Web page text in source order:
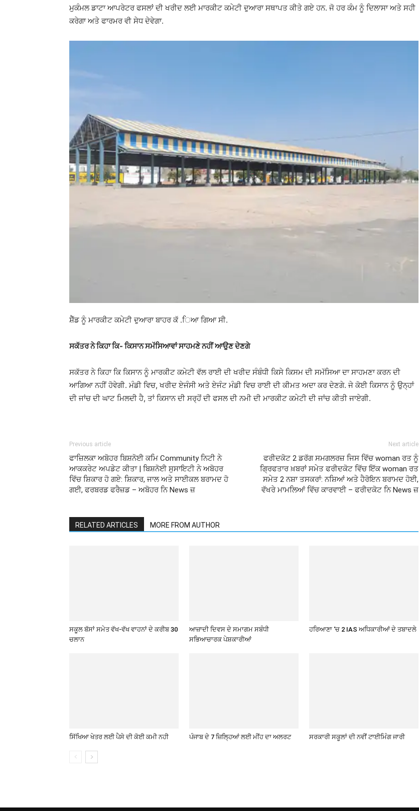
ਮੁਕੰਮਲ ਡਾਟਾ ਆਪਰੇਟਰ ਫਸਲਾਂ ਦੀ ਖਰੀਦ ਲਈ ਮਾਰਕੀਟ ਕਮੇਟੀ ਦੁਆਰਾ ਸਥਾਪਤ ਕੀਤੇ ਗਏ ਹਨ. ਜੋ ਹਰ ਕੰਮ ਨੂੰ ਦਿਲਾਸਾ ਅਤੇ ਸਹੀ
ਕਰੇਗਾ ਅਤੇ ਫਾਰਮਰ ਵੀ ਸੇਧ ਦੇਵੇਗਾ.
ਸ਼ੈੱਡ ਨੂੰ ਮਾਰਕੀਟ ਕਮੇਟੀ ਦੁਆਰਾ ਬਾਹਰ ਕੱ .ਿਆ ਗਿਆ ਸੀ.
ਸਕੱਤਰ ਨੇ ਕਿਹਾ ਕਿ- ਕਿਸਾਨ ਸਮੱਸਿਆਵਾਂ ਸਾਹਮਣੇ ਨਹੀਂ ਆਉਣ ਦੇਣਗੇ
ਸਕੱਤਰ ਨੇ ਕਿਹਾ ਕਿ ਕਿਸਾਨ ਨੂੰ ਮਾਰਕੀਟ ਕਮੇਟੀ ਵੱਲ ਰਾਈ ਦੀ ਖਰੀਦ ਸੰਬੰਧੀ ਕਿਸੇ ਕਿਸਮ ਦੀ ਸਮੱਸਿਆ ਦਾ ਸਾਹਮਣਾ ਕਰਨ ਦੀ
ਆਗਿਆ ਨਹੀਂ ਹੋਵੇਗੀ. ਮੰਡੀ ਵਿਚ, ਖਰੀਦ ਏਜੰਸੀ ਅਤੇ ਏਜੰਟ ਮੰਡੀ ਵਿਚ ਰਾਈ ਦੀ ਕੀਮਤ ਅਦਾ ਕਰ ਦੇਣਗੇ. ਜੇ ਕੋਈ ਕਿਸਾਨ ਨੂੰ ਉਨ੍ਹਾਂ
ਦੀ ਜਾਂਚ ਦੀ ਘਾਟ ਮਿਲਦੀ ਹੈ, ਤਾਂ ਕਿਸਾਨ ਦੀ ਸਰ੍ਹੋਂ ਦੀ ਫਸਲ ਦੀ ਨਮੀ ਦੀ ਮਾਰਕੀਟ ਕਮੇਟੀ ਦੀ ਜਾਂਚ ਕੀਤੀ ਜਾਏਗੀ.
Previous article
ਫਾਜ਼ਿਲਕਾ ਅਬੋਹਰ ਬਿਸ਼ਨੋਈ ਕਮਿ Community ਨਿਟੀ ਨੇ
ਆਕਕਰੇਟ ਅਪਡੇਟ ਕੀਤਾ | ਬਿਸ਼ਨੋਈ ਸੁਸਾਇਟੀ ਨੇ ਅਬੋਹਰ
ਵਿੱਚ ਸ਼ਿਕਾਰ ਹੋ ਗਏ: ਸ਼ਿਕਾਰ, ਜਾਲ ਅਤੇ ਸਾਈਕਲ ਬਰਾਮਦ ਹੋ
ਗਈ, ਫਰਬਰਡ ਫਰੈਜ਼ਡ – ਅਬੋਹਰ ਨਿ News ਜ਼
Next article
ਫਰੀਦਕੋਟ 2 ਡਰੱਗ ਸਮਗਲਰਜ਼ ਜਿਸ ਵਿੱਚ woman ਰਤ ਨੂੰ
ਗ੍ਰਿਫਤਾਰ ਖ਼ਬਰਾਂ ਸਮੇਤ ਫਰੀਦਕੋਟ ਵਿੱਚ ਇੱਕ woman ਰਤ
ਸਮੇਤ 2 ਨਸ਼ਾ ਤਸਕਰਾਂ: ਨਸ਼ਿਆਂ ਅਤੇ ਹੈਰੋਇਨ ਬਰਾਮਦ ਹੋਈ,
ਵੱਖਰੇ ਮਾਮਲਿਆਂ ਵਿੱਚ ਕਾਰਵਾਈ – ਫਰੀਦਕੋਟ ਨਿ News ਜ਼
RELATED ARTICLES MORE FROM AUTHOR
ਸਕੂਲ ਬੱਸਾਂ ਸਮੇਤ ਵੱਖ-ਵੱਖ ਵਾਹਨਾਂ ਦੇ ਕਰੀਬ 30
ਚਲਾਨ
ਆਜ਼ਾਦੀ ਦਿਵਸ ਦੇ ਸਮਾਗਮ ਸਬੰਧੀ
ਸਭਿਆਚਾਰਕ ਪੇਸ਼ਕਾਰੀਆਂ
ਹਰਿਆਣਾ ‘ਚ 2 IAS ਅਧਿਕਾਰੀਆਂ ਦੇ ਤਬਾਦਲੇ
ਸਿੱਖਿਆ ਖੇਤਰ ਲਈ ਪੈਸੇ ਦੀ ਕੋਈ ਕਮੀ ਨਹੀ ਪੰਜਾਬ ਦੇ 7 ਜ਼ਿਲ੍ਹਿਆਂ ਲਈ ਮੀਂਹ ਦਾ ਅਲਰਟ ਸਰਕਾਰੀ ਸਕੂਲਾਂ ਦੀ ਨਵੀਂ ਟਾਈਮਿੰਗ ਜਾਰੀ